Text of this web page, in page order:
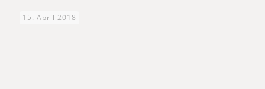
15. April 2018